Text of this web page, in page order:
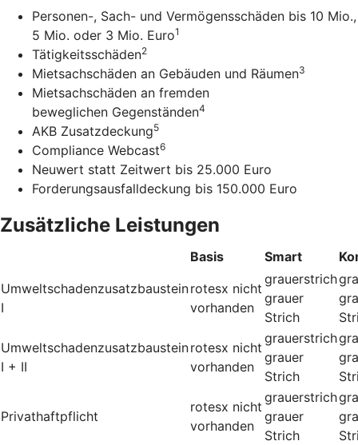
Personen-, Sach- und Vermögensschäden bis 10 Mio.,
5 Mio. oder 3 Mio. Euro1
Tätigkeitsschäden2
Mietsachschäden an Gebäuden und Räumen3
Mietsachschäden an fremden
beweglichen Gegenständen4
AKB Zusatzdeckung5
Compliance Webcast6
Neuwert statt Zeitwert bis 25.000 Euro
Forderungsausfalldeckung bis 150.000 Euro
Zusätzliche Leistungen
Basis Smart
Umweltschadenzusatzbaustein
I
rotesx nicht
vorhanden
grauerstrich
grauer
Strich
Umweltschadenzusatzbaustein
I + II
rotesx nicht
vorhanden
grauerstrich
grauer
Strich
Privathaftpflicht
rotesx nicht
vorhanden
grauerstrich
grauer
Strich